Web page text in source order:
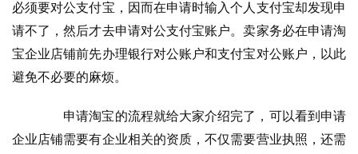
必须要对公支付宝，因而在申请时输入个人支付宝却发现申
请不了，然后才去申请对公支付宝账户。卖家务必在申请淘
宝企业店铺前先办理银行对公账户和支付宝对公账户，以此
避免不必要的麻烦。
申请淘宝的流程就给大家介绍完了，可以看到申请
企业店铺需要有企业相关的资质，不仅需要营业执照，还需